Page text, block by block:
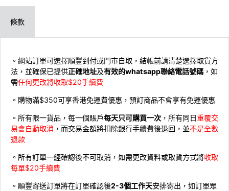
條款
。網站訂單可選擇順豐到付或門市自取，結帳前請清楚選擇取貨方
法，並確保已提供正確地址及有效的whatsapp聯絡電話號碼 ，如
需任何更改將收取$20手續費
。購物滿$350可享香港免運費優惠，預訂商品不會享有免運優惠
。所有限一貨品，每一個賬戶每天只可購買一次 ，所有同日重覆交
易會自動取消 ，而交易金額將扣除銀行手續費後退回，並不是全數
退款
。所有訂單一經確認後不可取消，如需更改資料或取貨方式將收取
每單$20手續費
。順豐寄送訂單將在訂單確認後2-3個工作天安排寄出，如訂單眾